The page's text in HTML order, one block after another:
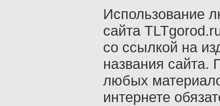
Использование
сайта
со ссылкой на
названия сайта.
любых
интернете